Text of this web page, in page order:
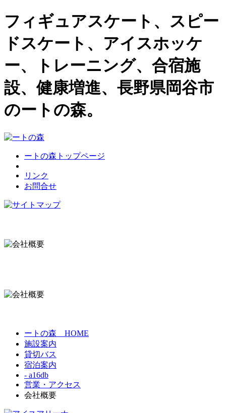
フィギュアスケート、スピー
ドスケート、アイスホッケ
ー、トレーニング、合宿施
設、健康増進、長野県岡谷市
のートの森。
ートの森トップページ
リンク
お問合せ
ートの森 HOME
施設案内
貸切バス
宿泊案内
- a16db
営業・アクセス
会社概要